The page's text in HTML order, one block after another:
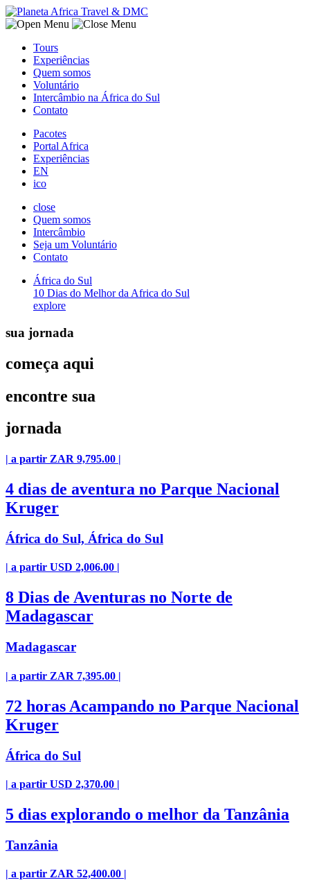
Tours
Experiências
Quem somos
Voluntário
Intercâmbio na África do Sul
Contato
Pacotes
Portal Africa
Experiências
EN
ico
close
Quem somos
Intercâmbio
Seja um Voluntário
Contato
África do Sul
10 Dias do Melhor da Africa do Sul
explore
sua jornada
começa aqui
encontre sua
jornada
| a partir ZAR 9,795.00 |
4 dias de aventura no Parque Nacional
Kruger
África do Sul, África do Sul
| a partir USD 2,006.00 |
8 Dias de Aventuras no Norte de
Madagascar
Madagascar
| a partir ZAR 7,395.00 |
72 horas Acampando no Parque Nacional
Kruger
África do Sul
| a partir USD 2,370.00 |
5 dias explorando o melhor da Tanzânia
Tanzânia
| a partir ZAR 52,400.00 |